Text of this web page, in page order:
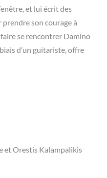
et lui écrit des
prendre son courage à
se rencontrer Damino
d’un guitariste, offre
et Orestis Kalampalikis